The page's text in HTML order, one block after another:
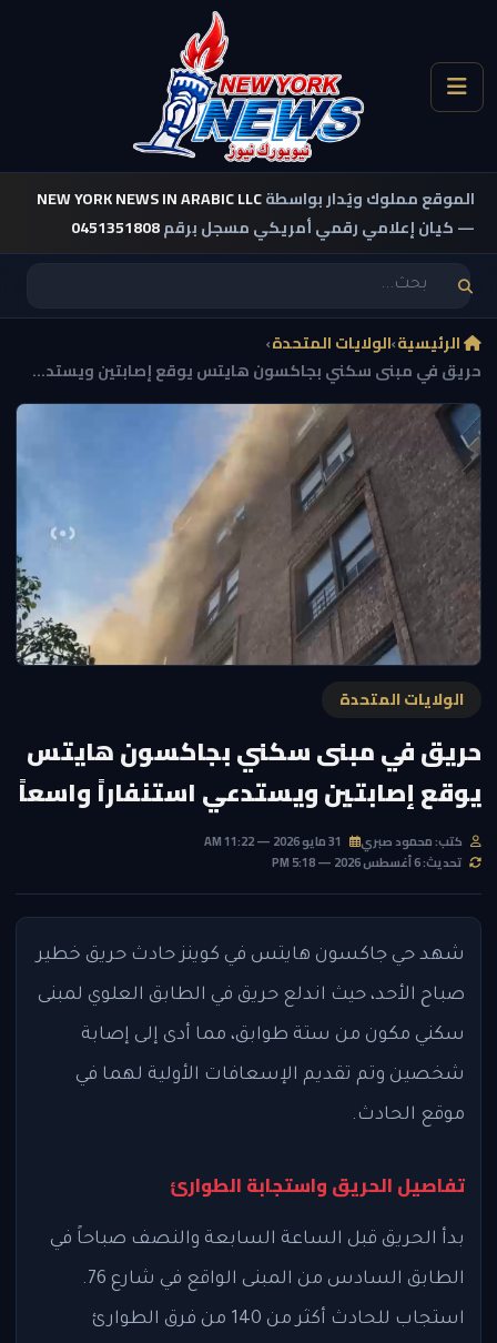
الموقع مملوك ويُدار بواسطةNEW YORK NEWS IN ARABIC LLC
— كيان إعلامي رقمي أمريكي مسجل برقم0451351808
الرئيسية›الولايات المتحدة›
حريق في مبنى سكني بجاكسون هايتس يوقع إصابتين ويستد...
الولايات المتحدة
حريق في مبنى سكني بجاكسون هايتس
يوقع إصابتين ويستدعي استنفاراً واسعاً
كتب: محمود صبري
تحديث: 6 أغسطس 2026 — 5:18 PM
شهد حي جاكسون هايتس في كوينز حادث حريق خطير
صباح الأحد، حيث اندلع حريق في الطابق العلوي لمبنى
سكني مكون من ستة طوابق، مما أدى إلى إصابة
شخصين وتم تقديم الإسعافات الأولية لهما في
موقع الحادث.
تفاصيل الحريق واستجابة الطوارئ
بدأ الحريق قبل الساعة السابعة والنصف صباحاً في
الطابق السادس من المبنى الواقع في شارع 76.
استجاب للحادث أكثر من 140 من فرق الطوارئ